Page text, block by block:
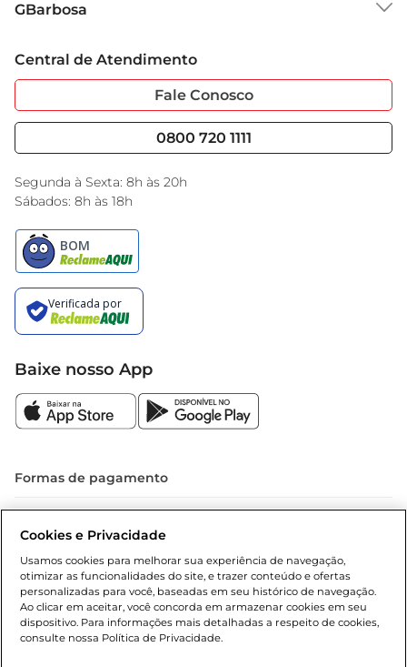
Grupo Cencosud
Sobre Privacidade
Portal do Fornecedo
Nossas Lojas
GBarbosa
Garantia Estendida
Serviços
Black Friday
Encarte do Dia
Central de Atendimento
Fale Conosco
0800 720 1111
Segunda à Sexta: 8h às 20h
Sábados: 8h às 18h
Baixe nosso App
Formas de pagamento
Dúvidas frequentes (FAQ)
Política de troca e devolução
Política de entrega
Cookies e Privacidade
Usamos cookies para melhorar sua experiência de navegação,
otimizar as funcionalidades do site, e trazer conteúdo e ofertas
personalizadas para você, baseadas em seu histórico de navegação.
Ao clicar em aceitar, você concorda em armazenar cookies em seu
dispositivo. Para informações mais detalhadas a respeito de cookies,
consulte nossa Política de Privacidade.